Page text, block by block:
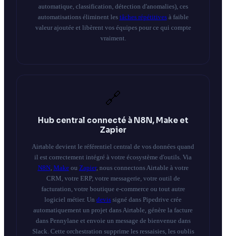
automatique, classification, détection d'anomalies), ces
automatisations éliminent les tâches répétitivesà faible
valeur ajoutée et libèrent vos équipes pour ce qui compte
vraiment.
🔗
Hub central connecté à N8N, Make et
Zapier
Airtable devient le référentiel central de vos données quand
il est correctement intégré à votre écosystème d'outils. Via
N8N, Makeou Zapier, nous connectons Airtable à votre
CRM, votre ERP, votre messagerie, votre outil de
facturation, votre boutique e-commerce ou tout autre
logiciel métier. Un devis signé dans Pipedrive crée
automatiquement un projet dans Airtable, génère la facture
dans Pennylane et envoie un message de bienvenue dans
Slack. Cette orchestration supprime les ressaisies, les oublis